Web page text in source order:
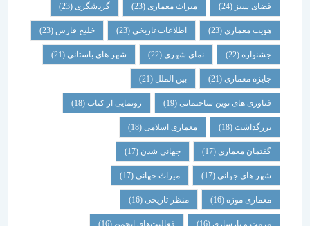
فضای سبز(24) میراث معماری (23) گردشگری (23)
هویت معماری (23) اطلاعات تاریخی(23) خلیج فارس(23)
جشنواره(22) نمای شهری(22) شهر های باستانی (21)
جایزه معماری (21) بین الملل(21)
فناوری های نوین ساختمانی(19) رونمایی از کتاب (18)
بزرگداشت (18) معماری اسلامی (18)
گفتمان معماری (17) جهانی شدن(17)
شهر های جهانی(17) میراث جهانی(17)
معماری موزه (16) منظر تاریخی (16)
مرمت و بازسازی(16) فعالیت‌های انجمن(16)